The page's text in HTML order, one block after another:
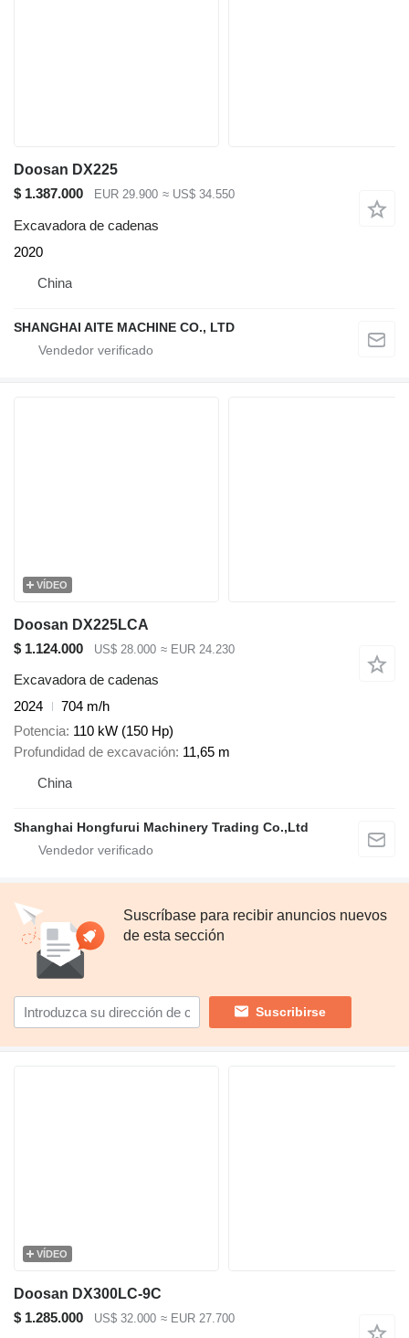
Doosan DX225
$ 1.387.000
EUR 29.900 ≈ US$ 34.550
Excavadora de cadenas
2020
China
SHANGHAI AITE MACHINE CO., LTD
VÍDEO
Doosan DX225LCA
$ 1.124.000
US$ 28.000 ≈ EUR 24.230
Excavadora de cadenas
2024
704 m/h
Potencia 110 kW (150 Hp)
Profundidad de excavación 11,65 m
China
Shanghai Hongfurui Machinery Trading Co.,Ltd
Suscríbase para recibir anuncios nuevos
de esta sección
Suscribirse
VÍDEO
Doosan DX300LC-9C
$ 1.285.000
US$ 32.000 ≈ EUR 27.700